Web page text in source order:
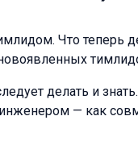
Что теперь
делать и знать.
— как